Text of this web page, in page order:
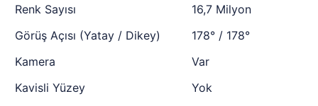
Renk Sayısı
16,7 Milyon
Görüş Açısı (Yatay / Dikey)
178° / 178°
Kamera
Var
Kavisli Yüzey
Yok